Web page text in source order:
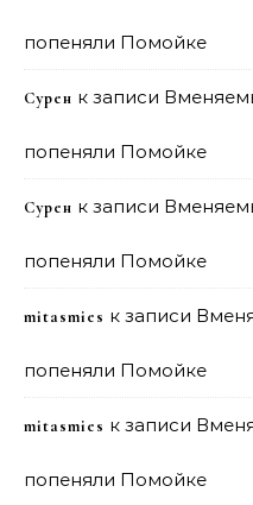
попеняли Помойке
Сурен к записи
попеняли Помойке
Сурен к записи
попеняли Помойке
mitasmies к записи
попеняли Помойке
mitasmies к записи
попеняли Помойке